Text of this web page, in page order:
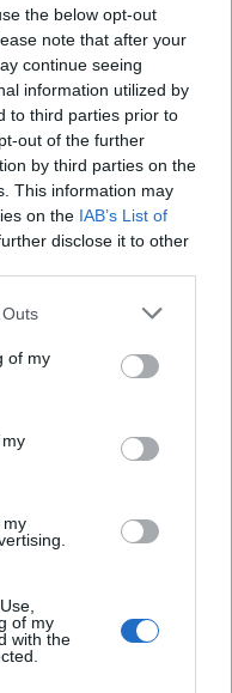
the below opt-out
note that after your
continue seeing
information utilized by
to third parties prior to
out of the further
by third parties on the
This information may
on the IAB’s List of
disclose it to other
one or more Google
You may click to
its third-party tags to
in below Google
of my
my
of my
with the
Svmmae
Taurinorum,